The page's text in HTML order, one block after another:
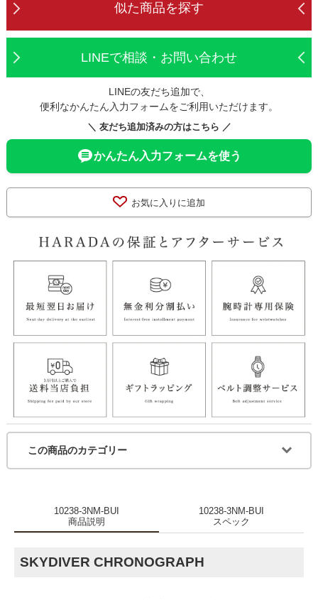
似た商品を探す
LINEで相談・お問い合わせ
LINEの友だち追加で、
便利なかんたん入力フォームをご利用いただけます。
＼ 友だち追加済みの方はこちら ／
かんたん入力フォームを使う
お気に入りに追加
この商品のカテゴリー
10238-3NM-BUI
商品説明
10238-3NM-BUI
スペック
SKYDIVER CHRONOGRAPH